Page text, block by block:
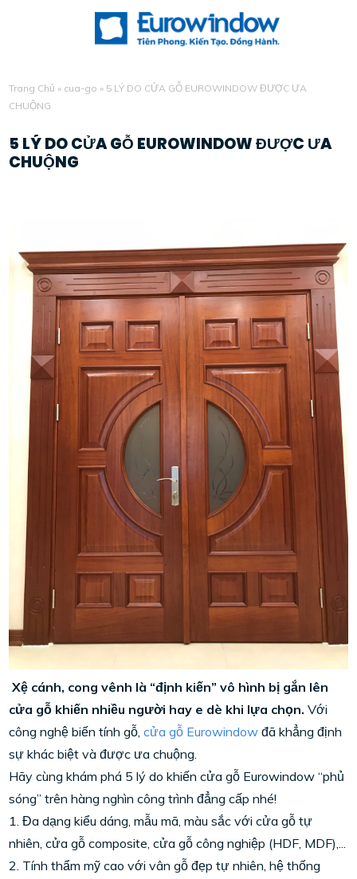
Trang Chủ » cua-go » 5 LÝ DO CỬA GỖ EUROWINDOW ĐƯỢC ƯA
CHUỘNG
5 LÝ DO CỬA GỖ EUROWINDOW ĐƯỢC ƯA
CHUỘNG
Xệ cánh, cong vênh là “định kiến” vô hình bị gắn lên
cửa gỗ khiến nhiều người hay e dè khi lựa chọn. Với
công nghệ biến tính gỗ,cửa gỗ Eurowindow đã khẳng định
sự khác biệt và được ưa chuộng.
Hãy cùng khám phá 5 lý do khiến cửa gỗ Eurowindow “phủ
sóng” trên hàng nghìn công trình đẳng cấp nhé!
1. Đa dạng kiểu dáng, mẫu mã, màu sắc với cửa gỗ tự
nhiên, cửa gỗ composite, cửa gỗ công nghiệp (HDF, MDF),...
2. Tính thẩm mỹ cao với vân gỗ đẹp tự nhiên, hệ thống